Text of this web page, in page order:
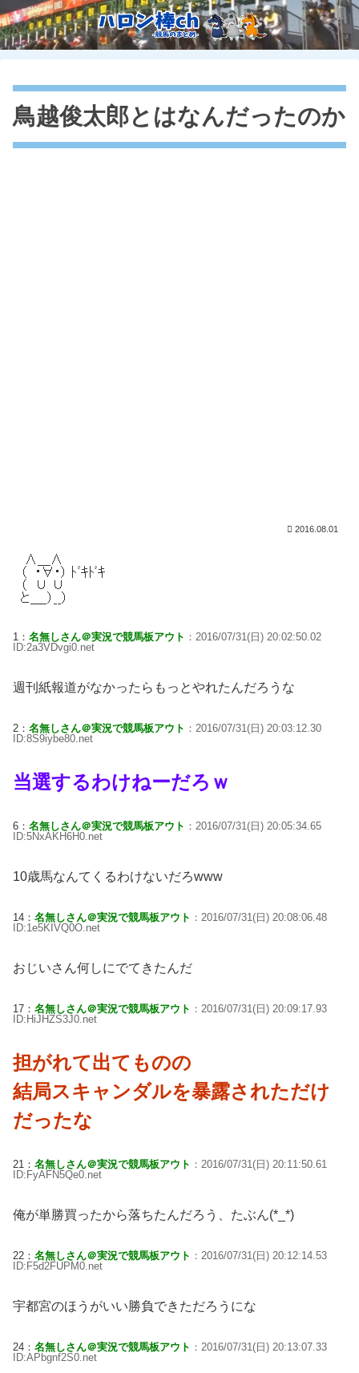
鳥越俊太郎とはなんだったのか
2016.08.01
1： 名無しさん＠実況で競馬板アウト ：2016/07/31(日) 20:02:50.02
ID:2a3VDvgi0.net
週刊紙報道がなかったらもっとやれたんだろうな
2： 名無しさん＠実況で競馬板アウト ：2016/07/31(日) 20:03:12.30
ID:8S9iybe80.net
当選するわけねーだろｗ
6： 名無しさん＠実況で競馬板アウト ：2016/07/31(日) 20:05:34.65
ID:5NxAKH6H0.net
10歳馬なんてくるわけないだろwww
14： 名無しさん＠実況で競馬板アウト ：2016/07/31(日) 20:08:06.48
ID:1e5KIVQ0O.net
おじいさん何しにでてきたんだ
17： 名無しさん＠実況で競馬板アウト ：2016/07/31(日) 20:09:17.93
ID:HiJHZS3J0.net
担がれて出てものの
結局スキャンダルを暴露されただけ
だったな
21： 名無しさん＠実況で競馬板アウト ：2016/07/31(日) 20:11:50.61
ID:FyAFN5Qe0.net
俺が単勝買ったから落ちたんだろう、たぶん(*_*)
22： 名無しさん＠実況で競馬板アウト ：2016/07/31(日) 20:12:14.53
ID:F5d2FUPM0.net
宇都宮のほうがいい勝負できただろうにな
24： 名無しさん＠実況で競馬板アウト ：2016/07/31(日) 20:13:07.33
ID:APbgnf2S0.net